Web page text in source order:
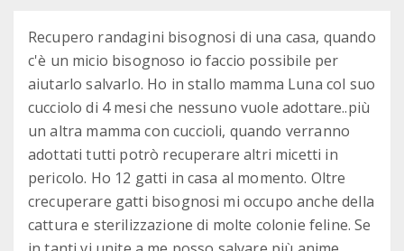
Recupero randagini bisognosi di una casa, quando
c'è un micio bisognoso io faccio possibile per
aiutarlo salvarlo. Ho in stallo mamma Luna col suo
cucciolo di 4 mesi che nessuno vuole adottare..più
un altra mamma con cuccioli, quando verranno
adottati tutti potrò recuperare altri micetti in
pericolo. Ho 12 gatti in casa al momento. Oltre
crecuperare gatti bisognosi mi occupo anche della
cattura e sterilizzazione di molte colonie feline. Se